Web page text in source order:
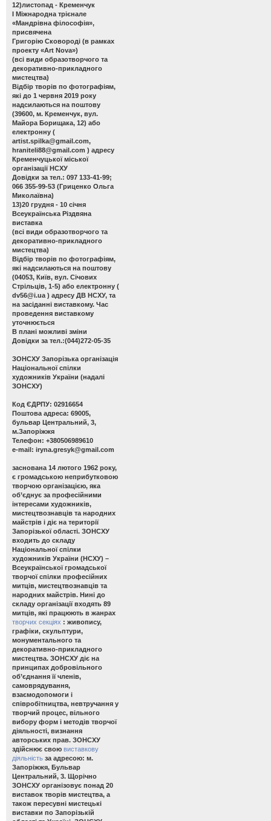
12)листопад - Кременчук
І Міжнародна трієнале
«Мандрівна філософія»,
присвячена
Григорію Сковороді (в рамках
проекту «Art Nova»)
(всі види образотворчого та
декоративно-прикладного
мистецтва)
Відбір творів по фотографіям,
які до 1 червня 2019 року
надсилаються на поштову
(39600, м. Кременчук, вул.
Майора Борищака, 12) або
електронну (
artist.spilka@gmail.com,
hraniteli88@gmail.com ) адресу
Кременчуцької міської
організації НСХУ
Довідки за тел.: 097 133-41-99;
066 355-99-53 (Гриценко Ольга
Миколаївна)
13)20 грудня - 10 січня
Всеукраїнська Різдвяна
виставка
(всі види образотворчого та
декоративно-прикладного
мистецтва)
Відбір творів по фотографіям,
які надсилаються на поштову
(04053, Київ, вул. Січових
Стрільців, 1-5) або електронну (
dv56@i.ua ) адресу ДВ НСХУ, та
на засіданні виставкому. Час
проведення виставкому
уточнюється
В плані можливі зміни
Довідки за тел.:(044)272-05-35
ЗОНСХУ Запорізька організація
Національної спілки
художників України (надалі
ЗОНСХУ)
Код ЄДРПУ: 02916654
Поштова адреса: 69005,
бульвар Центральний, 3,
м.Запоріжжя
Телефон: +380506989610
e-mail: iryna.gresyk@gmail.com
заснована 14 лютого 1962 року,
є громадською неприбутковою
творчою організацією, яка
об’єднує за професійними
інтересами художників,
мистецтвознавців та народних
майстрів і діє на території
Запорізької області. ЗОНСХУ
входить до складу
Національної спілки
художників України (НСХУ) –
Всеукраїнської громадської
творчої спілки професійних
митців, мистецтвознавців та
народних майстрів. Нині до
складу організації входять 89
митців, які працюють в жанрах
творчих секціях : живопису,
графіки, скульптури,
монументального та
декоративно-прикладного
мистецтва. ЗОНСХУ діє на
принципах добровільного
об’єднання її членів,
самоврядування,
взаємодопомоги і
співробітництва, невтручання у
творчий процес, вільного
вибору форм і методів творчої
діяльності, визнання
авторських прав. ЗОНСХУ
здійснює свою виставкову
діяльність за адресою: м.
Запоріжжя, Бульвар
Центральний, 3. Щорічно
ЗОНСХУ організовує понад 20
виставок творів мистецтва, а
також пересувні мистецькі
виставки по Запорізькій